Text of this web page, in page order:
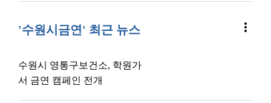
'수원시금연' 최근 뉴스 more_vert
수원시 영통구보건소, 학원가
서 금연 캠페인 전개